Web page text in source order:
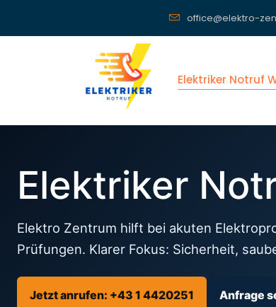
office@elektro-
Elektriker Notruf
Elektriker
Elektro Zentrum hilft bei akuten
Prüfungen. Klarer Fokus: Sicherheit,
Jetzt anrufen: +43 1 4420251 Anfrage